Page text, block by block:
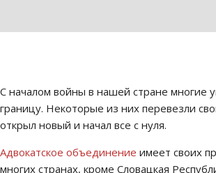
С началом войны в нашей стране многие
границу. Некоторые из них перевезли
открыл новый и начал все с нуля.
Адвокатское объединение имеет своих
многих странах, кроме Словацкая